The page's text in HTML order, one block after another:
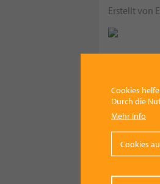
Erstellt von
Boysday
Erstellt von
Cookies
Durch die
Mehr Info
Cookies